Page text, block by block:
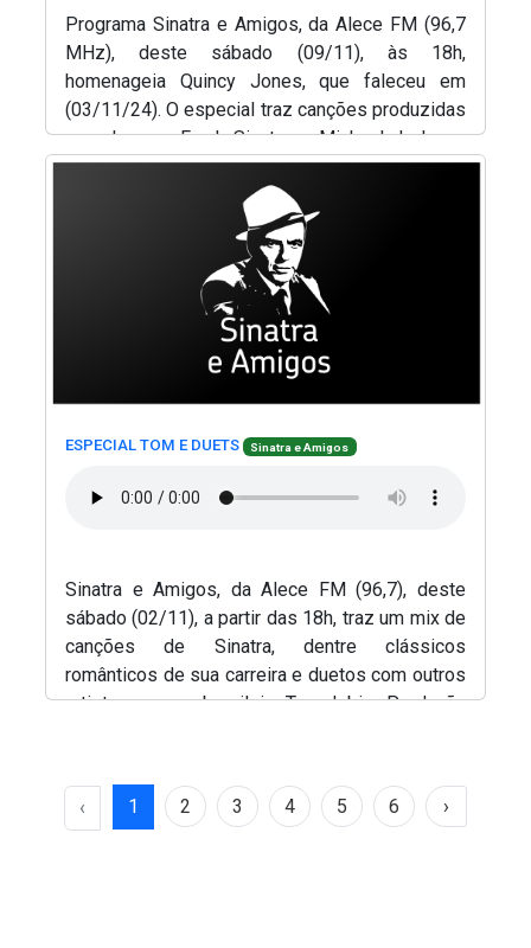
Programa Sinatra e Amigos, da Alece FM (96,7
MHz), deste sábado (09/11), às 18h,
homenageia Quincy Jones, que faleceu em
(03/11/24). O especial traz canções produzidas
por ele para Frank Sinatra e Michael Jackson.
Produção e apresentação, Renato Abreu.
(Abre em nova janela)
(Abre em nova janela)
ESPECIAL TOM E DUETS
(Abre em nova janela)
Sinatra e Amigos
Sinatra e Amigos, da Alece FM (96,7), deste
sábado (02/11), a partir das 18h, traz um mix de
canções de Sinatra, dentre clássicos
românticos de sua carreira e duetos com outros
artistas, como o brasileiro Tom Jobim. Produção
‹ 1 2 3 4 5 6 ›